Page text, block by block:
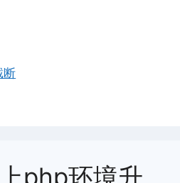
断
php环境升